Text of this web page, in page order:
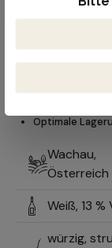
Kostenloser
Lieferzeit 1-2
Bruchsicherer
Optimale
Wachau,
Österreich
Weiß, 13 %
würzig,